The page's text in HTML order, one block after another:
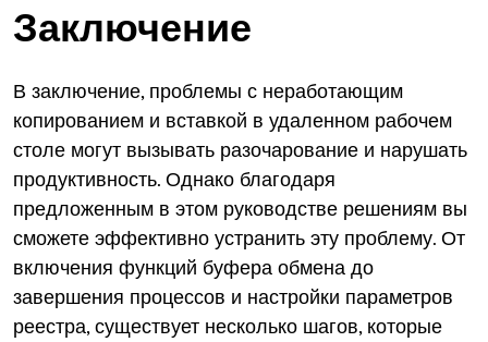
Заключение
В заключение, проблемы с неработающим
копированием и вставкой в удаленном рабочем
столе могут вызывать разочарование и нарушать
продуктивность. Однако благодаря
предложенным в этом руководстве решениям вы
сможете эффективно устранить эту проблему. От
включения функций буфера обмена до
завершения процессов и настройки параметров
реестра, существует несколько шагов, которые